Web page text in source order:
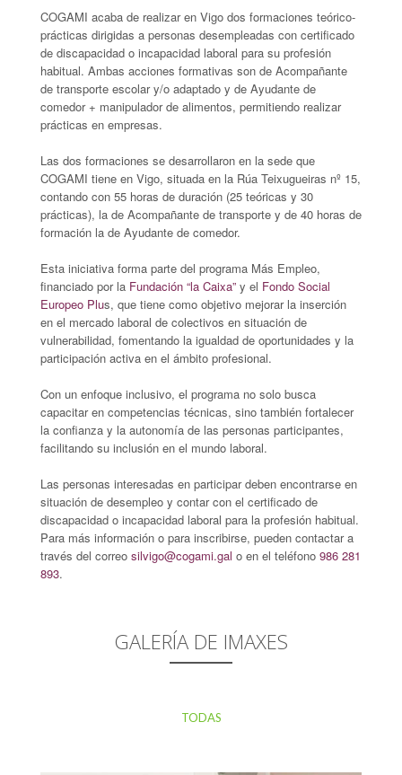
COGAMI acaba de realizar en Vigo dos formaciones teórico-
prácticas dirigidas a personas desempleadas con certificado
de discapacidad o incapacidad laboral para su profesión
habitual. Ambas acciones formativas son de Acompañante
de transporte escolar y/o adaptado y de Ayudante de
comedor + manipulador de alimentos, permitiendo realizar
prácticas en empresas.
Las dos formaciones se desarrollaron en la sede que
COGAMI tiene en Vigo, situada en la Rúa Teixugueiras nº 15,
contando con 55 horas de duración (25 teóricas y 30
prácticas), la de Acompañante de transporte y de 40 horas de
formación la de Ayudante de comedor.
Esta iniciativa forma parte del programa Más Empleo,
financiado por la Fundación “la Caixa” y el Fondo Social
Europeo Plus, que tiene como objetivo mejorar la inserción
en el mercado laboral de colectivos en situación de
vulnerabilidad, fomentando la igualdad de oportunidades y la
participación activa en el ámbito profesional.
Con un enfoque inclusivo, el programa no solo busca
capacitar en competencias técnicas, sino también fortalecer
la confianza y la autonomía de las personas participantes,
facilitando su inclusión en el mundo laboral.
Las personas interesadas en participar deben encontrarse en
situación de desempleo y contar con el certificado de
discapacidad o incapacidad laboral para la profesión habitual.
Para más información o para inscribirse, pueden contactar a
través del correo silvigo@cogami.gal o en el teléfono 986 281
893.
GALERÍA DE IMAXES
TODAS